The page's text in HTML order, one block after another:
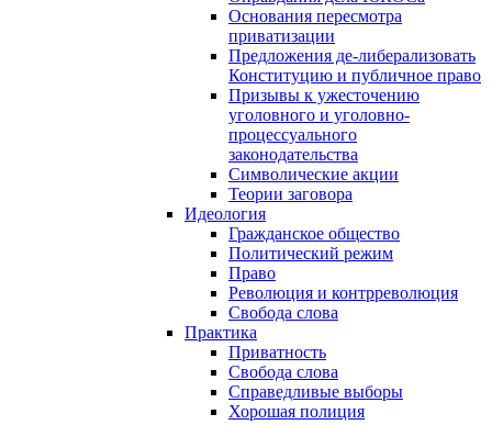
Основания пересмотра
приватизации
Предложения де-либерализовать
Конституцию и публичное право
Призывы к ужесточению
уголовного и уголовно-
процессуального
законодательства
Символические акции
Теории заговора
Идеология
Гражданское общество
Политический режим
Право
Революция и контрреволюция
Свобода слова
Практика
Приватность
Свобода слова
Справедливые выборы
Хорошая полиция